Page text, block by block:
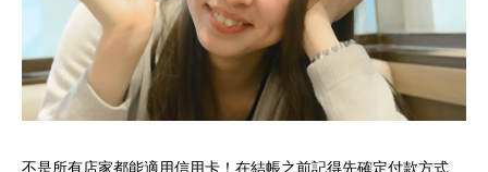
不是所有店家都能適用信用卡！在結帳之前記得先確定付款方式